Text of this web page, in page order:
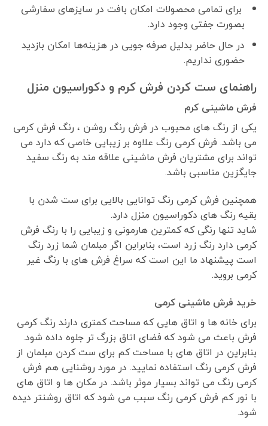
برای تمامی محصولات امکان بافت در سایزهای سفارشی
بصورت جفتی وجود دارد.
در حال حاضر بدلیل صرفه جویی در هزینه‌ها امکان بازدید
حضوری نداریم.
راهنمای ست کردن فرش کرم و دکوراسیون منزل
فرش ماشینی کرم
یکی از رنگ های محبوب در فرش رنگ روشن ، رنگ فرش کرمی
می باشد. فرش کرمی رنگ علاوه بر زیبایی خاصی که دارد می
تواند برای مشتریان فرش ماشینی علاقه مند به رنگ سفید
جایگزین مناسبی باشد.
همچنین فرش کرمی رنگ توانایی بالایی برای ست شدن با
بقیه رنگ های دکوراسیون منزل دارد.
شاید تنها رنگی که کمترین هارمونی و زیبایی را با رنگ فرش
کرمی دارد رنگ زرد است، بنابراین اگر مبلمان شما زرد رنگ
است پیشنهاد ما این است که سراغ فرش های با رنگ غیر
کرمی بروید.
خرید فرش ماشینی کرمی
برای خانه ها و اتاق هایی که مساحت کمتری دارند رنگ کرمی
فرش باعث می شود که فضای اتاق بزرگ تر جلوه داده شود.
بنابراین در اتاق های با مساحت کم برای ست کردن مبلمان از
فرش کرمی رنگ استفاده نمایید. در مورد روشنایی هم فرش
کرمی رنگ می تواند بسیار موثر باشد. در مکان ها و اتاق های
با نور کم فرش کرمی رنگ سبب می شود که اتاق روشنتر دیده
شود.